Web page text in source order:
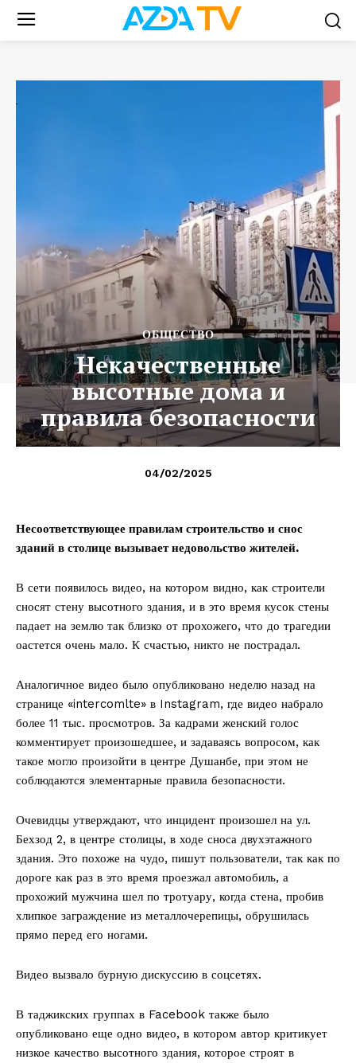
ОБЩЕСТВО
Некачественные
высотные дома и
правила безопасности
04/02/2025
Несоответствующее правилам строительство и снос
зданий в столице вызывает недовольство жителей.
В сети появилось видео, на котором видно, как строители
сносят стену высотного здания, и в это время кусок стены
падает на землю так близко от прохожего, что до трагедии
оастется очень мало. К счастью, никто не пострадал.
Аналогичное видео было опубликовано неделю назад на
странице «intercomlte» в Instagram, где видео набрало
более 11 тыс. просмотров. За кадрами женский голос
комментирует произошедшее, и задаваясь вопросом, как
такое могло произойти в центре Душанбе, при этом не
соблюдаются элементарные правила безопасности.
Очевидцы утверждают, что инцидент произошел на ул.
Бехзод 2, в центре столицы, в ходе сноса двухэтажного
здания. Это похоже на чудо, пишут пользователи, так как по
дороге как раз в это время проезжал автомобиль, а
прохожий мужчина шел по тротуару, когда стена, пробив
хлипкое заграждение из металлочерепицы, обрушилась
прямо перед его ногами.
Видео вызвало бурную дискуссию в соцсетях.
В таджикских группах в Facebook также было
опубликовано еще одно видео, в котором автор критикует
низкое качество высотного здания, которое строят в